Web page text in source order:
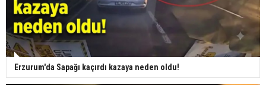
Erzurum'da Sapağı kaçırdı kazaya neden oldu!